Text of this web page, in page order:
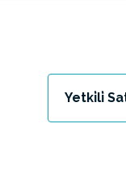
Yetki̇li̇